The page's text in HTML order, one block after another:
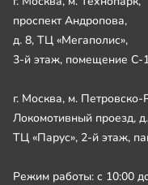
проспект Андропова,
д. 8, ТЦ «Мегаполис»,
3-й этаж, помещение С-
г. Москва, м. Петровско-
Локомотивный проезд,
ТЦ «Парус», 2-й этаж,
Режим работы: с 10:00